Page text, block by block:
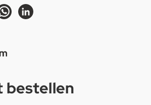
bestellen